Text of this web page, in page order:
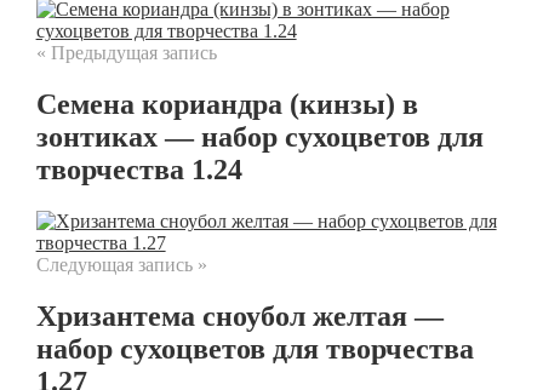
« Предыдущая запись
Семена кориандра (кинзы) в
зонтиках — набор сухоцветов для
творчества 1.24
Следующая запись »
Хризантема сноубол желтая —
набор сухоцветов для творчества
1.27